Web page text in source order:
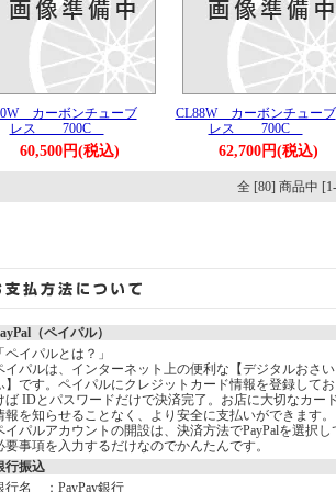
カーボンチューブ
レス 700C
60,500円(税込)
CL88W カーボンチューブ
レス 700C
62,700円(税込)
全 [80] 商品中
（ペイパル）
ペイパルとは？」
イパルは、インターネット上の便利な【デジタルおさい
】です。ペイパルにクレジットカード情報を登録してお
ば IDとパスワードだけで決済完了。お店に大切なカー
報を知らせることなく、より安全に支払いができます。
イパルアカウントの開設は、決済方法でPayPalを選択し
要事項を入力するだけなのでかんたんです。
行振込
行名 ：PayPay銀行